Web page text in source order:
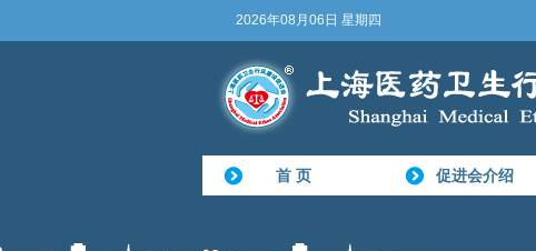
2026年08月06日 星期四
首 页 促进会介绍